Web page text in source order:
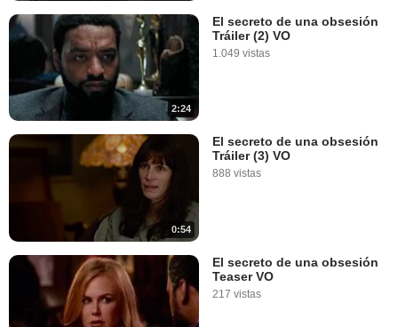
2:24
El secreto de una obsesión
Tráiler (2) VO
1.049 vistas
0:54
El secreto de una obsesión
Tráiler (3) VO
888 vistas
El secreto de una obsesión
Teaser VO
217 vistas